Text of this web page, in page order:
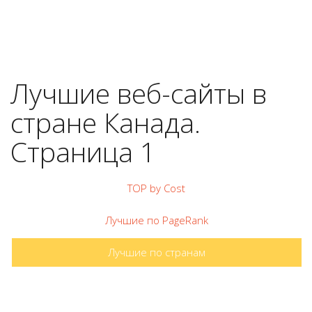
Лучшие веб-сайты в
стране Канада.
Страница 1
TOP by Cost
Лучшие по PageRank
Лучшие по странам